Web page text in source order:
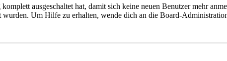
ausgeschaltet hat, damit sich keine neuen Benutzer mehr
wurden. Um Hilfe zu erhalten, wende dich an die Board-